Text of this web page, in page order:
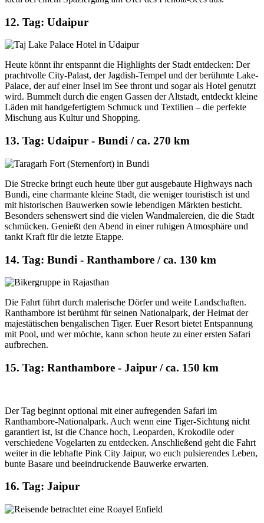
12. Tag: Udaipur
Heute könnt ihr entspannt die Highlights der Stadt entdecken: Der
prachtvolle City-Palast, der Jagdish-Tempel und der berühmte Lake-
Palace, der auf einer Insel im See thront und sogar als Hotel genutzt
wird. Bummelt durch die engen Gassen der Altstadt, entdeckt kleine
Läden mit handgefertigtem Schmuck und Textilien – die perfekte
Mischung aus Kultur und Shopping.
13. Tag: Udaipur - Bundi / ca. 270 km
Die Strecke bringt euch heute über gut ausgebaute Highways nach
Bundi, eine charmante kleine Stadt, die weniger touristisch ist und
mit historischen Bauwerken sowie lebendigen Märkten besticht.
Besonders sehenswert sind die vielen Wandmalereien, die die Stadt
schmücken. Genießt den Abend in einer ruhigen Atmosphäre und
tankt Kraft für die letzte Etappe.
14. Tag: Bundi - Ranthambore / ca. 130 km
Die Fahrt führt durch malerische Dörfer und weite Landschaften.
Ranthambore ist berühmt für seinen Nationalpark, der Heimat der
majestätischen bengalischen Tiger. Euer Resort bietet Entspannung
mit Pool, und wer möchte, kann schon heute zu einer ersten Safari
aufbrechen.
15. Tag: Ranthambore - Jaipur / ca. 150 km
Der Tag beginnt optional mit einer aufregenden Safari im
Ranthambore-Nationalpark. Auch wenn eine Tiger-Sichtung nicht
garantiert ist, ist die Chance hoch, Leoparden, Krokodile oder
verschiedene Vogelarten zu entdecken. Anschließend geht die Fahrt
weiter in die lebhafte Pink City Jaipur, wo euch pulsierendes Leben,
bunte Basare und beeindruckende Bauwerke erwarten.
16. Tag: Jaipur